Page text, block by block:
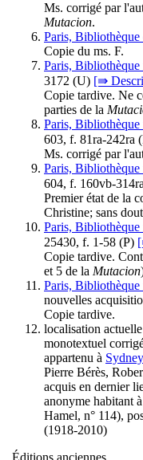
Ms. corrigé par
Mutacion.
Paris,
Copie du ms. F.
Paris, Bibliothèque
3172 (U) [⇛
Copie tardive. Ne
parties de la
Paris, Bibliothèque
603, f. 81ra-242ra (
Ms. corrigé par
Paris, Bibliothèque
604, f. 160vb-
Premier état de la
Christine; sans
Paris, Bibliothèque
25430, f. 1-58 (P)
Copie tardive.
et 5 de la Mutacion
Paris, Bibliothèque
nouvelles
Copie tardive.
localisation
monotextuel
appartenu à
Pierre Bérès,
acquis en dernier
anonyme habitant
Hamel, n° 114),
(1918-2010)